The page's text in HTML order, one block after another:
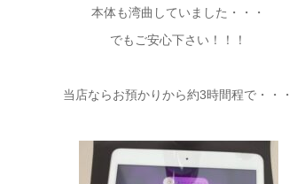
本体も湾曲していました・・・
でもご安心下さい！！！
当店ならお預かりから約3時間程で・・・